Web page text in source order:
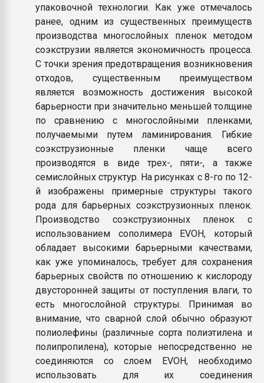
упаковочной технологии. Как уже отмечалось
ранее, одним из существенных преимуществ
производства многослойных пленок методом
соэкструзии является экономичность процесса.
С точки зрения предотвращения возникновения
отходов, существенным преимуществом
является возможность достижения высокой
барьерности при значительно меньшей толщине
по сравнению с многослойными пленками,
получаемыми путем ламинирования. Гибкие
соэкструзионные пленки чаще всего
производятся в виде трех-, пяти-, а также
семислойных структур. На рисунках с 8-го по 12-
й изображены примерные структуры такого
рода для барьерных соэкструзионных пленок.
Производство соэкструзионных пленок с
использованием сополимера EVOH, который
обладает высокими барьерными качествами,
как уже упоминалось, требует для сохранения
барьерных свойств по отношению к кислороду
двусторонней защиты от поступления влаги, то
есть многослойной структуры. Принимая во
внимание, что сварной слой обычно образуют
полиолефины (различные сорта полиэтилена и
полипропилена), которые непосредственно не
соединяются со слоем EVOH, необходимо
использовать для их соединения